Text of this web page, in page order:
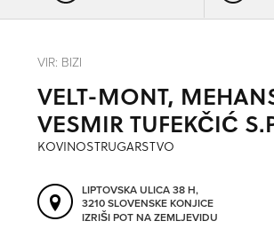
OMREŽNA ŠT.
VIR: BIZI
VELT-MONT,
VESMIR TUFEKČIĆ
KOVINOSTRUGARSTVO
LIPTOVSKA ULICA 38 H,
3210 SLOVENSKE KONJICE
IZRIŠI POT NA ZEMLJEVIDU